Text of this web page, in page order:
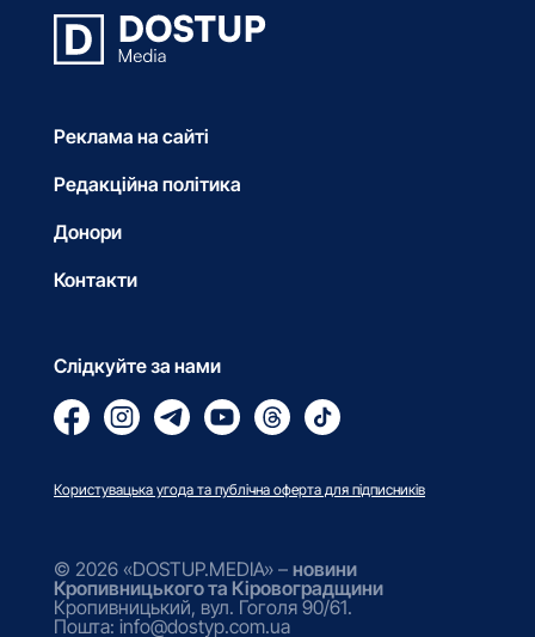
Реклама на сайті
Редакційна політика
Донори
Контакти
Слідкуйте за нами
Користувацька угода та публічна оферта для підписників
© 2026 «DOSTUP.MEDIA» – новини
Кропивницького та Кіровоградщини
Кропивницький, вул. Гоголя 90/61.
Пошта: info@dostyp.com.ua